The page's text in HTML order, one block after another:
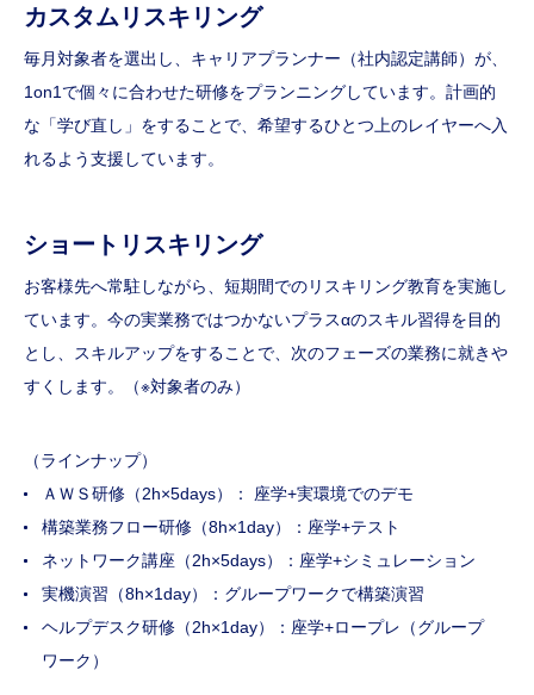
カスタムリスキリング
毎月対象者を選出し、キャリアプランナー（社内認定講師）が、
1on1で個々に合わせた研修をプランニングしています。計画的
な「学び直し」をすることで、希望するひとつ上のレイヤーへ入
れるよう支援しています。
ショートリスキリング
お客様先へ常駐しながら、短期間でのリスキリング教育を実施し
ています。今の実業務ではつかないプラスαのスキル習得を目的
とし、スキルアップをすることで、次のフェーズの業務に就きや
すくします。（※対象者のみ）
（ラインナップ）
ＡＷＳ研修（2h×5days）： 座学+実環境でのデモ
構築業務フロー研修（8h×1day）：座学+テスト
ネットワーク講座（2h×5days）：座学+シミュレーション
実機演習（8h×1day）：グループワークで構築演習
ヘルプデスク研修（2h×1day）：座学+ロープレ（グループ
ワーク）